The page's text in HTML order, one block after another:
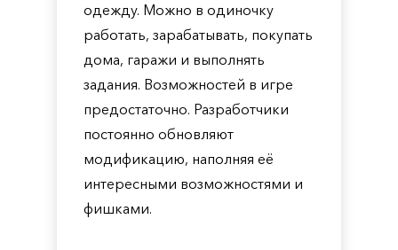
одежду. Можно в одиночку
работать, зарабатывать, покупать
дома, гаражи и выполнять
задания. Возможностей в игре
предостаточно. Разработчики
постоянно обновляют
модификацию, наполняя её
интересными возможностями и
фишками.